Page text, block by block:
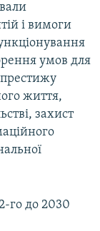
і вимоги
умов для
престижу
життя,
захист
го до 2030